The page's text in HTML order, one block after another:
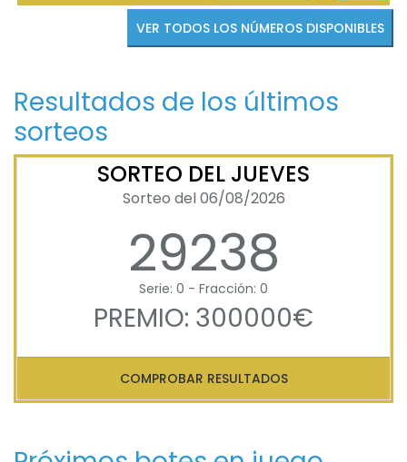
VER TODOS LOS NÚMEROS DISPONIBLES
Resultados de los últimos
sorteos
SORTEO DEL JUEVES
Sorteo del 06/08/2026
29238
Serie: 0 - Fracción: 0
PREMIO: 300000€
COMPROBAR RESULTADOS